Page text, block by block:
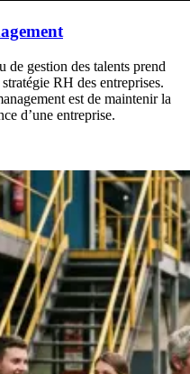
de gestion des talents prend
RH des entreprises.
est de maintenir la
d’une entreprise.